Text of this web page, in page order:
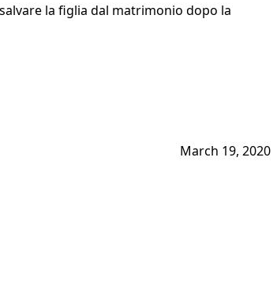
la figlia dal matrimonio dopo la
March 19, 2020